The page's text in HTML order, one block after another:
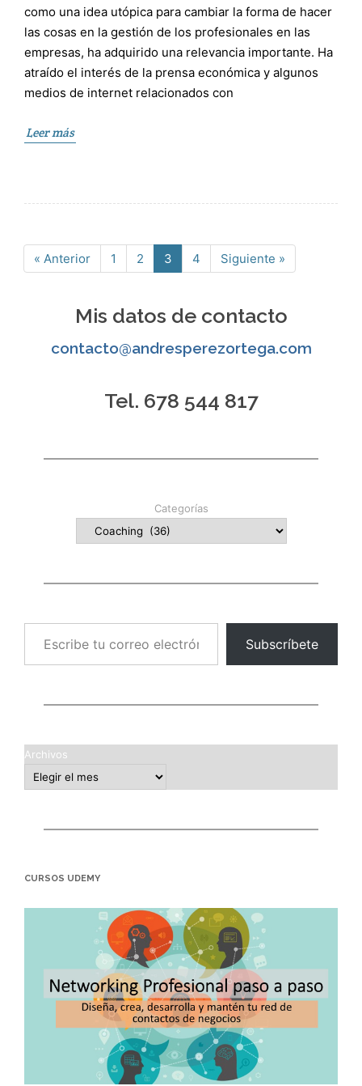
como una idea utópica para cambiar la forma de hacer
las cosas en la gestión de los profesionales en las
empresas, ha adquirido una relevancia importante. Ha
atraído el interés de la prensa económica y algunos
medios de internet relacionados con
Leer más
« Anterior Página
1 Página
2 Página
3 Página
4 Siguiente »
Mis datos de contacto
contacto@andresperezortega.com
Tel. 678 544 817
Categorías
Escribe tu correo electrónico…
Subscríbete
Archivos
CURSOS UDEMY